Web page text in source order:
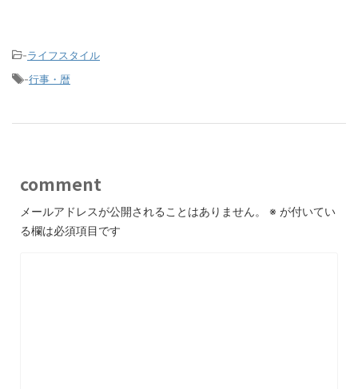
-ライフスタイル
-行事・暦
comment
メールアドレスが公開されることはありません。 ※ が付いてい
る欄は必須項目です